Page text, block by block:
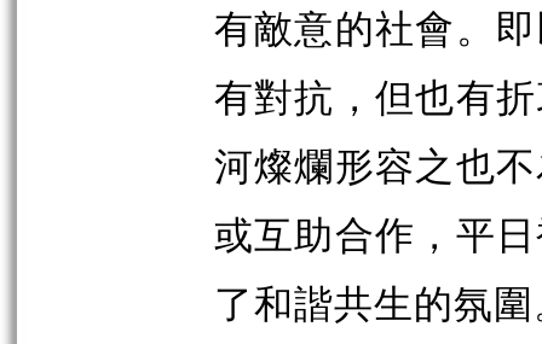
有敵意的社會。
有對抗，但也有
河燦爛形容之也
或互助合作，平
了和諧共生的氛